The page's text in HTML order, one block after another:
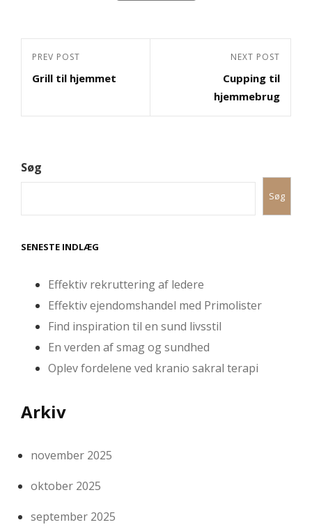
Indlægsnavigation
Previous
Post
PREV POST
Grill til hjemmet
NEXT POST
Cupping til
hjemmebrug
Søg
Søg
SENESTE INDLÆG
Effektiv rekruttering af ledere
Effektiv ejendomshandel med Primolister
Find inspiration til en sund livsstil
En verden af smag og sundhed
Oplev fordelene ved kranio sakral terapi
Arkiv
november 2025
oktober 2025
september 2025